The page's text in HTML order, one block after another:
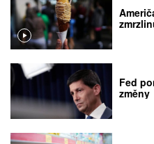
Fed
změny